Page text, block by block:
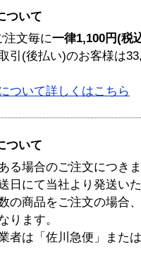
ついて
注文毎に一律1,100円(税
引(後払い)のお客様は
ついて詳しくはこちら
ついて
る場合のご注文につき
日にて当社より発送い
の商品をご注文の場合
ります。
者は「佐川急便」また